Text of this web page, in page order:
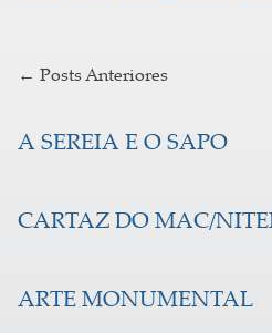
← Posts Anteriores
A SEREIA E O SAPO
CARTAZ DO MAC/
ARTE MONUMENTAL